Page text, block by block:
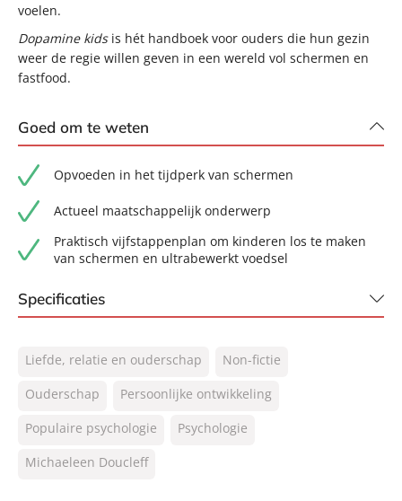
voelen.
Dopamine kidsis hét handboek voor ouders die hun gezin
weer de regie willen geven in een wereld vol schermen en
fastfood.
Goed om te weten
Opvoeden in het tijdperk van schermen
Actueel maatschappelijk onderwerp
Praktisch vijfstappenplan om kinderen los te maken
van schermen en ultrabewerkt voedsel
Specificaties
NUR:
770
Type:
Paperback
Auteur(s):
Michaeleen Doucleff
Liefde, relatie en ouderschap
Non-fictie
Ouderschap
Persoonlijke ontwikkeling
Populaire psychologie
Psychologie
Michaeleen Doucleff